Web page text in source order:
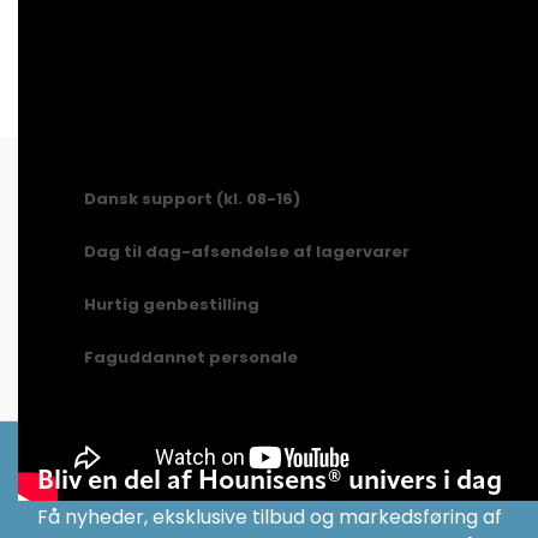
Dansk support (kl. 08-16)
Dag til dag-afsendelse af lagervarer
Hurtig genbestilling
Faguddannet personale
Bliv en del af Hounisens® univers i dag
Få nyheder, eksklusive tilbud og markedsføring af